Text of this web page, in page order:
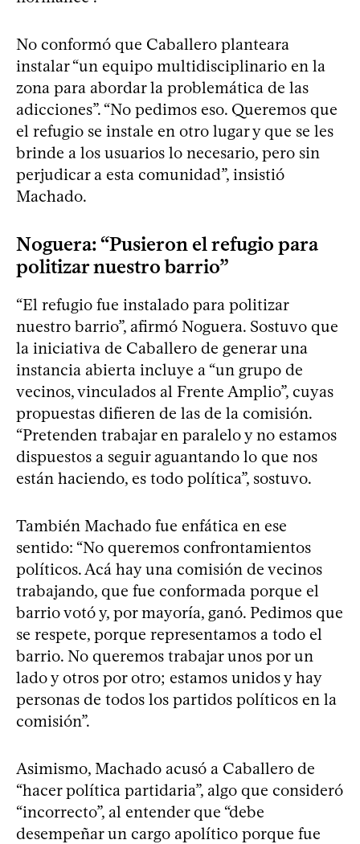
No conformó que Caballero planteara
instalar “un equipo multidisciplinario en la
zona para abordar la problemática de las
adicciones”. “No pedimos eso. Queremos que
el refugio se instale en otro lugar y que se les
brinde a los usuarios lo necesario, pero sin
perjudicar a esta comunidad”, insistió
Machado.
Noguera: “Pusieron el refugio para
politizar nuestro barrio”
“El refugio fue instalado para politizar
nuestro barrio”, afirmó Noguera. Sostuvo que
la iniciativa de Caballero de generar una
instancia abierta incluye a “un grupo de
vecinos, vinculados al Frente Amplio”, cuyas
propuestas difieren de las de la comisión.
“Pretenden trabajar en paralelo y no estamos
dispuestos a seguir aguantando lo que nos
están haciendo, es todo política”, sostuvo.
También Machado fue enfática en ese
sentido: “No queremos confrontamientos
políticos. Acá hay una comisión de vecinos
trabajando, que fue conformada porque el
barrio votó y, por mayoría, ganó. Pedimos que
se respete, porque representamos a todo el
barrio. No queremos trabajar unos por un
lado y otros por otro; estamos unidos y hay
personas de todos los partidos políticos en la
comisión”.
Asimismo, Machado acusó a Caballero de
“hacer política partidaria”, algo que consideró
“incorrecto”, al entender que “debe
desempeñar un cargo apolítico porque fue